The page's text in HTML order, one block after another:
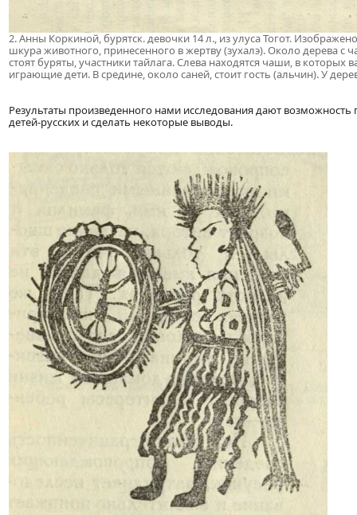
2. Анны Коркиной, бурятск. девочки 14 л., из улуса Тогот.
шкура животного, принесенного в жертву (зухалэ). Около дерева
стоят буряты, участники тайлага. Слева находятся чаши, в
играющие дети. В средине, около саней, стоит гость (альчин). У
Результаты произведенного нами исследования дают
детей-русских и сделать некоторые выводы.